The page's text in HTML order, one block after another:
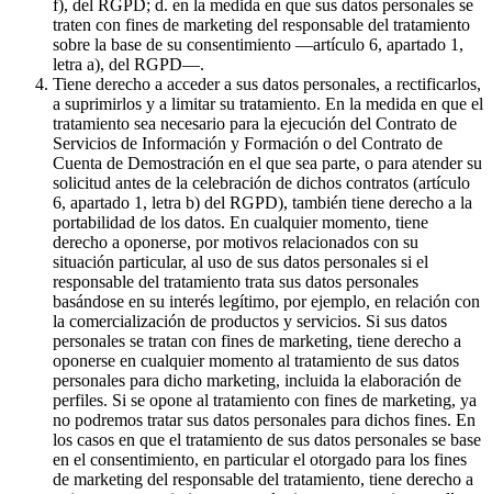
f), del RGPD; d. en la medida en que sus datos personales se
traten con fines de marketing del responsable del tratamiento
sobre la base de su consentimiento —artículo 6, apartado 1,
letra a), del RGPD—.
Tiene derecho a acceder a sus datos personales, a rectificarlos,
a suprimirlos y a limitar su tratamiento. En la medida en que el
tratamiento sea necesario para la ejecución del Contrato de
Servicios de Información y Formación o del Contrato de
Cuenta de Demostración en el que sea parte, o para atender su
solicitud antes de la celebración de dichos contratos (artículo
6, apartado 1, letra b) del RGPD), también tiene derecho a la
portabilidad de los datos. En cualquier momento, tiene
derecho a oponerse, por motivos relacionados con su
situación particular, al uso de sus datos personales si el
responsable del tratamiento trata sus datos personales
basándose en su interés legítimo, por ejemplo, en relación con
la comercialización de productos y servicios. Si sus datos
personales se tratan con fines de marketing, tiene derecho a
oponerse en cualquier momento al tratamiento de sus datos
personales para dicho marketing, incluida la elaboración de
perfiles. Si se opone al tratamiento con fines de marketing, ya
no podremos tratar sus datos personales para dichos fines. En
los casos en que el tratamiento de sus datos personales se base
en el consentimiento, en particular el otorgado para los fines
de marketing del responsable del tratamiento, tiene derecho a